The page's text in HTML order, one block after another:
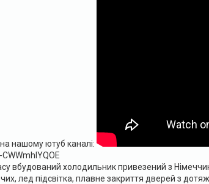
нашому ютуб каналі:
вбудований холодильник привезений з
лед підсвітка, плавне закриття дверей з